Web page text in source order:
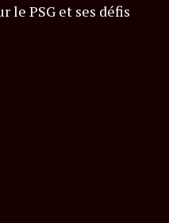
le PSG et ses défis